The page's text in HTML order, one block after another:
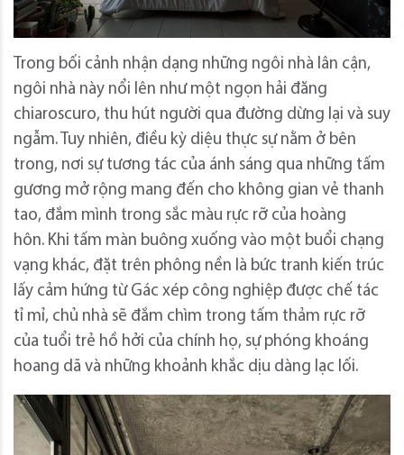
Trong bối cảnh nhận dạng những ngôi nhà lân cận,
ngôi nhà này nổi lên như một ngọn hải đăng
chiaroscuro, thu hút người qua đường dừng lại và suy
ngẫm. Tuy nhiên, điều kỳ diệu thực sự nằm ở bên
trong, nơi sự tương tác của ánh sáng qua những tấm
gương mở rộng mang đến cho không gian vẻ thanh
tao, đắm mình trong sắc màu rực rỡ của hoàng
hôn. Khi tấm màn buông xuống vào một buổi chạng
vạng khác, đặt trên phông nền là bức tranh kiến ​​trúc
lấy cảm hứng từ Gác xép công nghiệp được chế tác
tỉ mỉ, chủ nhà sẽ đắm chìm trong tấm thảm rực rỡ
của tuổi trẻ hồ hởi của chính họ, sự phóng khoáng
hoang dã và những khoảnh khắc dịu dàng lạc lối.